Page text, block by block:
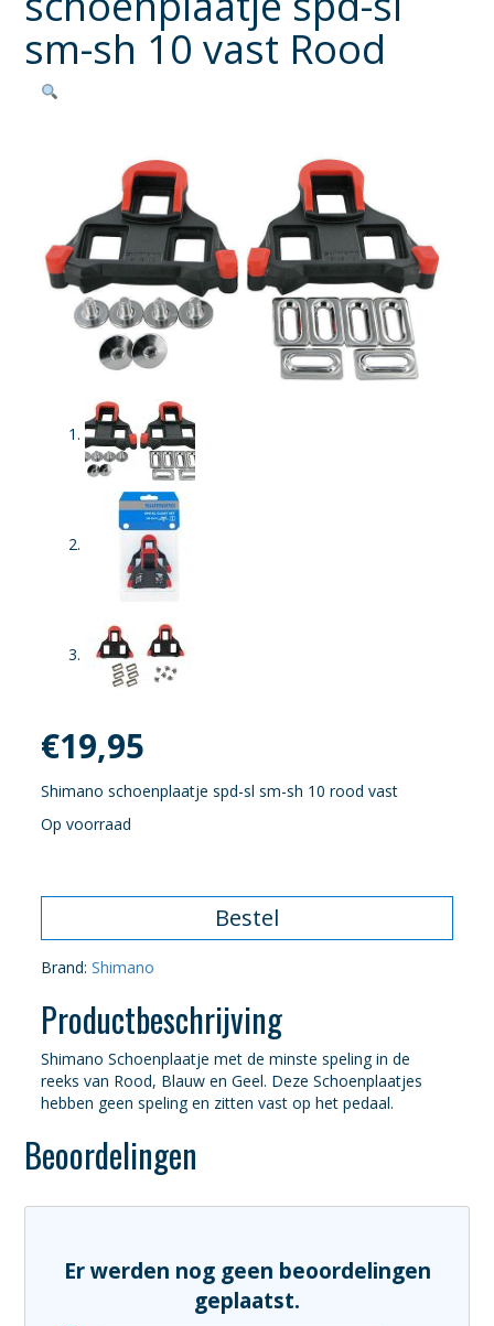
sm-sh 10 vast Rood
€19,95
Shimano schoenplaatje spd-sl sm-sh 10 rood vast
Op voorraad
Bestel
Brand:Shimano
Productbeschrijving
Shimano Schoenplaatje met de minste speling in de
reeks van Rood, Blauw en Geel. Deze Schoenplaatjes
hebben geen speling en zitten vast op het pedaal.
Beoordelingen
Er werden nog geen beoordelingen
geplaatst.